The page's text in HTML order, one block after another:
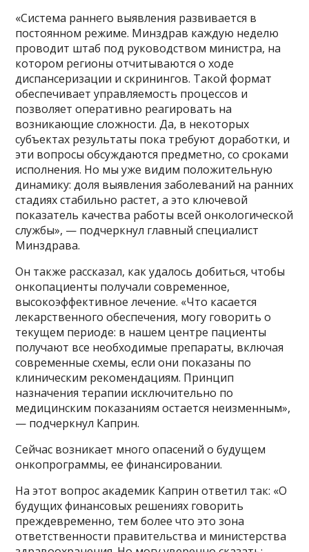
«Система раннего выявления развивается в
постоянном режиме. Минздрав каждую неделю
проводит штаб под руководством министра, на
котором регионы отчитываются о ходе
диспансеризации и скринингов. Такой формат
обеспечивает управляемость процессов и
позволяет оперативно реагировать на
возникающие сложности. Да, в некоторых
субъектах результаты пока требуют доработки, и
эти вопросы обсуждаются предметно, со сроками
исполнения. Но мы уже видим положительную
динамику: доля выявления заболеваний на ранних
стадиях стабильно растет, а это ключевой
показатель качества работы всей онкологической
службы», — подчеркнул главный специалист
Минздрава.
Он также рассказал, как удалось добиться, чтобы
онкопациенты получали современное,
высокоэффективное лечение. «Что касается
лекарственного обеспечения, могу говорить о
текущем периоде: в нашем центре пациенты
получают все необходимые препараты, включая
современные схемы, если они показаны по
клиническим рекомендациям. Принцип
назначения терапии исключительно по
медицинским показаниям остается неизменным»,
— подчеркнул Каприн.
Сейчас возникает много опасений о будущем
онкопрограммы, ее финансировании.
На этот вопрос академик Каприн ответил так: «О
будущих финансовых решениях говорить
преждевременно, тем более что это зона
ответственности правительства и министерства